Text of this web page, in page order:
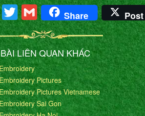
Twitter
Gmail
Share Post
LIÊN QUAN KHÁC
Pictures
Pictures Vietnamese
Sai Gon